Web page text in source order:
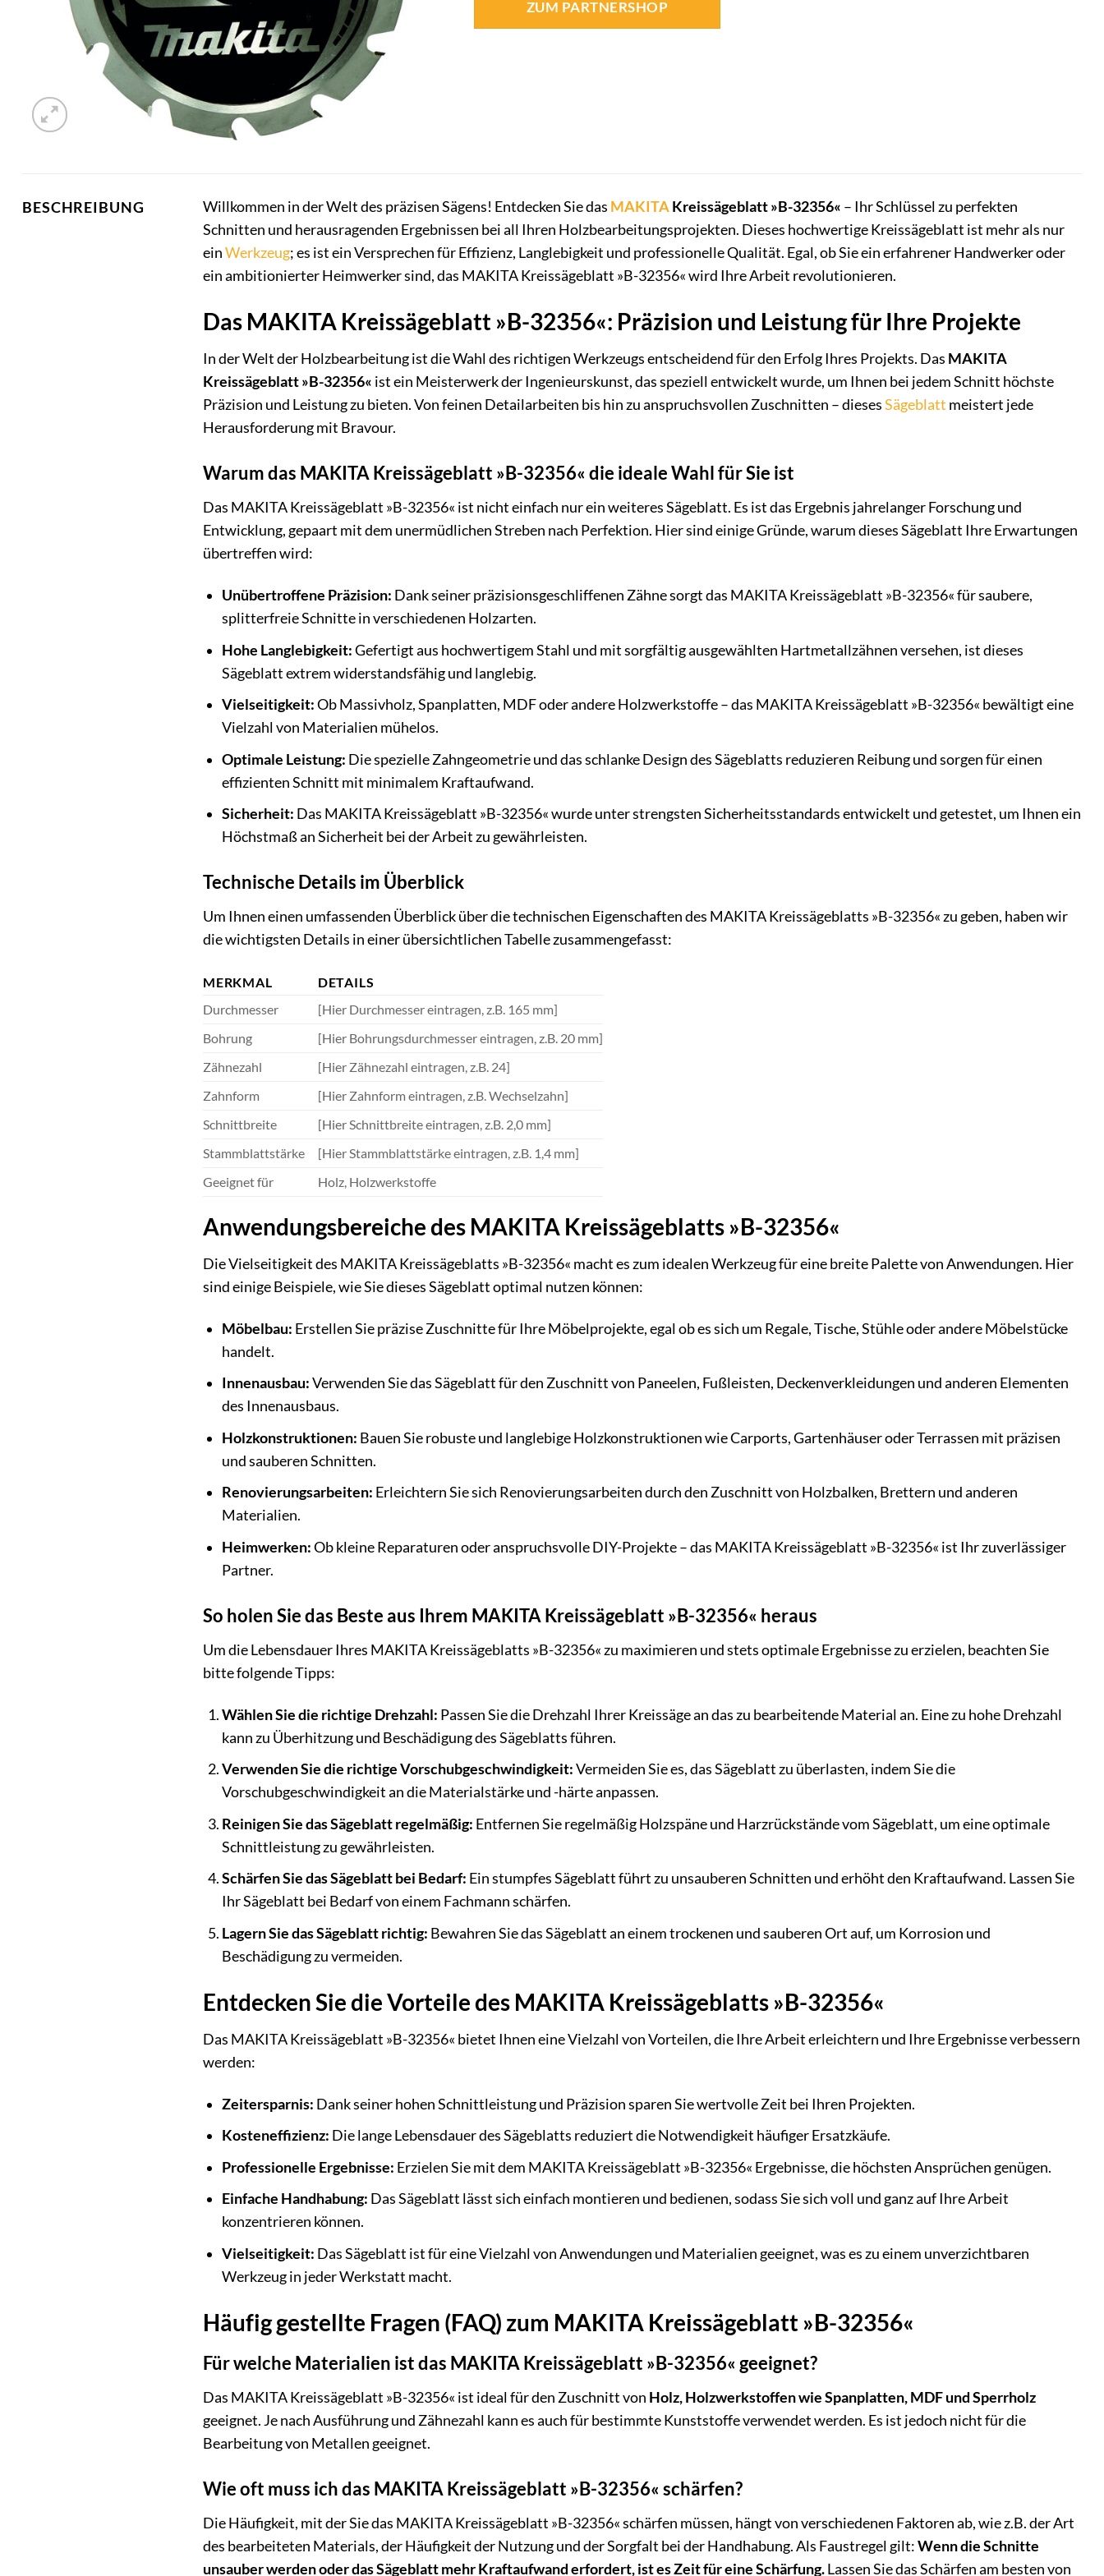
ZUM PARTNERSHOP
BESCHREIBUNG Willkommen in der Welt des präzisen Sägens! Entdecken Sie das MAKITAKreissägeblatt »B-32356« – Ihr Schlüssel zu perfekten
Schnitten und herausragenden Ergebnissen bei all Ihren Holzbearbeitungsprojekten. Dieses hochwertige Kreissägeblatt ist mehr als nur
einWerkzeug; es ist ein Versprechen für Effizienz, Langlebigkeit und professionelle Qualität. Egal, ob Sie ein erfahrener Handwerker oder
ein ambitionierter Heimwerker sind, das MAKITA Kreissägeblatt »B-32356« wird Ihre Arbeit revolutionieren.
Das MAKITA Kreissägeblatt »B-32356«: Präzision und Leistung für Ihre Projekte
In der Welt der Holzbearbeitung ist die Wahl des richtigen Werkzeugs entscheidend für den Erfolg Ihres Projekts. Das MAKITA
Kreissägeblatt »B-32356« ist ein Meisterwerk der Ingenieurskunst, das speziell entwickelt wurde, um Ihnen bei jedem Schnitt höchste
Präzision und Leistung zu bieten. Von feinen Detailarbeiten bis hin zu anspruchsvollen Zuschnitten – diesesSägeblatt meistert jede
Herausforderung mit Bravour.
Warum das MAKITA Kreissägeblatt »B-32356« die ideale Wahl für Sie ist
Das MAKITA Kreissägeblatt »B-32356« ist nicht einfach nur ein weiteres Sägeblatt. Es ist das Ergebnis jahrelanger Forschung und
Entwicklung, gepaart mit dem unermüdlichen Streben nach Perfektion. Hier sind einige Gründe, warum dieses Sägeblatt Ihre Erwartungen
übertreffen wird:
Unübertroffene Präzision: Dank seiner präzisionsgeschliffenen Zähne sorgt das MAKITA Kreissägeblatt »B-32356« für saubere,
splitterfreie Schnitte in verschiedenen Holzarten.
Hohe Langlebigkeit:Gefertigt aus hochwertigem Stahl und mit sorgfältig ausgewählten Hartmetallzähnen versehen, ist dieses
Sägeblatt extrem widerstandsfähig und langlebig.
Vielseitigkeit:Ob Massivholz, Spanplatten, MDF oder andere Holzwerkstoffe – das MAKITA Kreissägeblatt »B-32356« bewältigt eine
Vielzahl von Materialien mühelos.
Optimale Leistung: Die spezielle Zahngeometrie und das schlanke Design des Sägeblatts reduzieren Reibung und sorgen für einen
effizienten Schnitt mit minimalem Kraftaufwand.
Sicherheit: Das MAKITA Kreissägeblatt »B-32356« wurde unter strengsten Sicherheitsstandards entwickelt und getestet, um Ihnen ein
Höchstmaß an Sicherheit bei der Arbeit zu gewährleisten.
Technische Details im Überblick
Um Ihnen einen umfassenden Überblick über die technischen Eigenschaften des MAKITA Kreissägeblatts »B-32356« zu geben, haben wir
die wichtigsten Details in einer übersichtlichen Tabelle zusammengefasst:
MERKMAL
DETAILS
Durchmesser
[Hier Durchmesser eintragen, z.B. 165 mm]
Bohrung
[Hier Bohrungsdurchmesser eintragen, z.B. 20 mm]
Zähnezahl
[Hier Zähnezahl eintragen, z.B. 24]
Zahnform
[Hier Zahnform eintragen, z.B. Wechselzahn]
Schnittbreite
[Hier Schnittbreite eintragen, z.B. 2,0 mm]
Stammblattstärke
[Hier Stammblattstärke eintragen, z.B. 1,4 mm]
Geeignet für
Holz, Holzwerkstoffe
Anwendungsbereiche des MAKITA Kreissägeblatts »B-32356«
Die Vielseitigkeit des MAKITA Kreissägeblatts »B-32356« macht es zum idealen Werkzeug für eine breite Palette von Anwendungen. Hier
sind einige Beispiele, wie Sie dieses Sägeblatt optimal nutzen können:
Möbelbau: Erstellen Sie präzise Zuschnitte für Ihre Möbelprojekte, egal ob es sich um Regale, Tische, Stühle oder andere Möbelstücke
handelt.
Innenausbau:Verwenden Sie das Sägeblatt für den Zuschnitt von Paneelen, Fußleisten, Deckenverkleidungen und anderen Elementen
des Innenausbaus.
Holzkonstruktionen: Bauen Sie robuste und langlebige Holzkonstruktionen wie Carports, Gartenhäuser oder Terrassen mit präzisen
und sauberen Schnitten.
Renovierungsarbeiten: Erleichtern Sie sich Renovierungsarbeiten durch den Zuschnitt von Holzbalken, Brettern und anderen
Materialien.
Heimwerken:Ob kleine Reparaturen oder anspruchsvolle DIY-Projekte – das MAKITA Kreissägeblatt »B-32356« ist Ihr zuverlässiger
Partner.
So holen Sie das Beste aus Ihrem MAKITA Kreissägeblatt »B-32356« heraus
Um die Lebensdauer Ihres MAKITA Kreissägeblatts »B-32356« zu maximieren und stets optimale Ergebnisse zu erzielen, beachten Sie
bitte folgende Tipps:
Wählen Sie die richtige Drehzahl: Passen Sie die Drehzahl Ihrer Kreissäge an das zu bearbeitende Material an. Eine zu hohe Drehzahl
kann zu Überhitzung und Beschädigung des Sägeblatts führen.
Verwenden Sie die richtige Vorschubgeschwindigkeit:Vermeiden Sie es, das Sägeblatt zu überlasten, indem Sie die
Vorschubgeschwindigkeit an die Materialstärke und -härte anpassen.
Reinigen Sie das Sägeblatt regelmäßig: Entfernen Sie regelmäßig Holzspäne und Harzrückstände vom Sägeblatt, um eine optimale
Schnittleistung zu gewährleisten.
Schärfen Sie das Sägeblatt bei Bedarf: Ein stumpfes Sägeblatt führt zu unsauberen Schnitten und erhöht den Kraftaufwand. Lassen Sie
Ihr Sägeblatt bei Bedarf von einem Fachmann schärfen.
Lagern Sie das Sägeblatt richtig: Bewahren Sie das Sägeblatt an einem trockenen und sauberen Ort auf, um Korrosion und
Beschädigung zu vermeiden.
Entdecken Sie die Vorteile des MAKITA Kreissägeblatts »B-32356«
Das MAKITA Kreissägeblatt »B-32356« bietet Ihnen eine Vielzahl von Vorteilen, die Ihre Arbeit erleichtern und Ihre Ergebnisse verbessern
werden:
Zeitersparnis: Dank seiner hohen Schnittleistung und Präzision sparen Sie wertvolle Zeit bei Ihren Projekten.
Kosteneffizienz: Die lange Lebensdauer des Sägeblatts reduziert die Notwendigkeit häufiger Ersatzkäufe.
Professionelle Ergebnisse: Erzielen Sie mit dem MAKITA Kreissägeblatt »B-32356« Ergebnisse, die höchsten Ansprüchen genügen.
Einfache Handhabung: Das Sägeblatt lässt sich einfach montieren und bedienen, sodass Sie sich voll und ganz auf Ihre Arbeit
konzentrieren können.
Vielseitigkeit: Das Sägeblatt ist für eine Vielzahl von Anwendungen und Materialien geeignet, was es zu einem unverzichtbaren
Werkzeug in jeder Werkstatt macht.
Häufig gestellte Fragen (FAQ) zum MAKITA Kreissägeblatt »B-32356«
Für welche Materialien ist das MAKITA Kreissägeblatt »B-32356« geeignet?
Das MAKITA Kreissägeblatt »B-32356« ist ideal für den Zuschnitt von Holz, Holzwerkstoffen wie Spanplatten, MDF und Sperrholz
geeignet. Je nach Ausführung und Zähnezahl kann es auch für bestimmte Kunststoffe verwendet werden. Es ist jedoch nicht für die
Bearbeitung von Metallen geeignet.
Wie oft muss ich das MAKITA Kreissägeblatt »B-32356« schärfen?
Die Häufigkeit, mit der Sie das MAKITA Kreissägeblatt »B-32356« schärfen müssen, hängt von verschiedenen Faktoren ab, wie z.B. der Art
des bearbeiteten Materials, der Häufigkeit der Nutzung und der Sorgfalt bei der Handhabung. Als Faustregel gilt:Wenn die Schnitte
unsauber werden oder das Sägeblatt mehr Kraftaufwand erfordert, ist es Zeit für eine Schärfung.Lassen Sie das Schärfen am besten von